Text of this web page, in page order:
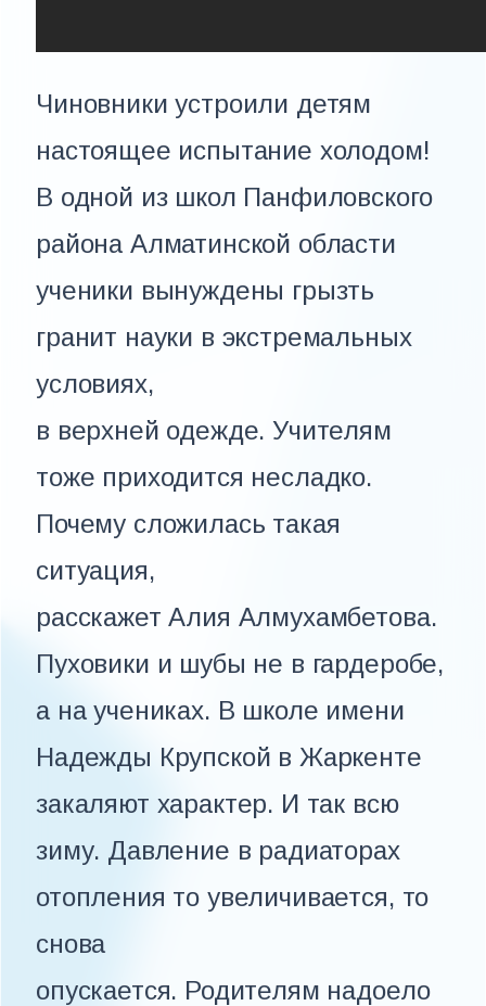
Чиновники устроили детям
настоящее испытание холодом!
В одной из школ Панфиловского
района Алматинской области
ученики вынуждены грызть
гранит науки в экстремальных
условиях,
в верхней одежде. Учителям
тоже приходится несладко.
Почему сложилась такая
ситуация,
расскажет Алия Алмухамбетова.
Пуховики и шубы не в гардеробе,
а на учениках. В школе имени
Надежды Крупской в Жаркенте
закаляют характер. И так всю
зиму. Давление в радиаторах
отопления то увеличивается, то
снова
опускается. Родителям надоело